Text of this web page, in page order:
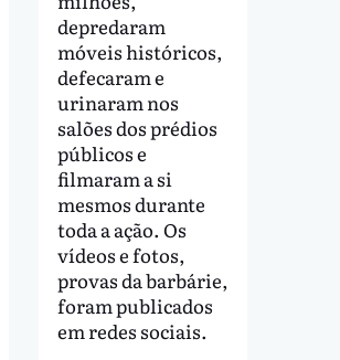
depredaram
móveis históricos,
defecaram e
urinaram nos
salões dos prédios
públicos e
filmaram a si
mesmos durante
toda a ação. Os
vídeos e fotos,
provas da barbárie,
foram publicados
em redes sociais.